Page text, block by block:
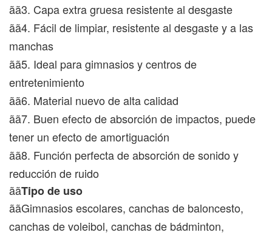
ãã3. Capa extra gruesa resistente al desgaste
ãã4. Fácil de limpiar, resistente al desgaste y a las
manchas
ãã5. Ideal para gimnasios y centros de
entretenimiento
ãã6. Material nuevo de alta calidad
ãã7. Buen efecto de absorción de impactos, puede
tener un efecto de amortiguación
ãã8. Función perfecta de absorción de sonido y
reducción de ruido
ããTipo de uso
ããGimnasios escolares, canchas de baloncesto,
canchas de voleibol, canchas de bádminton,